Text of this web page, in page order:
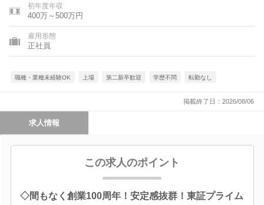
初年度年収
400万～500万円
雇用形態
正社員
職種・業種未経験OK 上場 第二新卒歓迎 学歴不問 転勤なし
掲載終了日：2026/08/06
求人情報
この求人のポイント
◇間もなく創業100周年！安定感抜群！東証プライム